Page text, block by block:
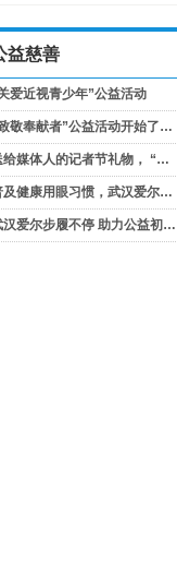
益慈善
爱近视青少年”公益活动
敬奉献者”公益活动开始了…
给媒体人的记者节礼物， “…
及健康用眼习惯，武汉爱尔…
汉爱尔步履不停 助力公益初…